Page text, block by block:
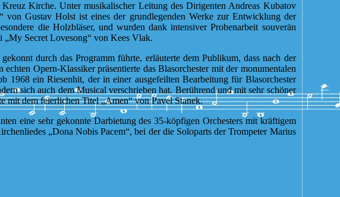
Kirche. Unter musikalischer Leitung des Dirigenten Andreas Kubatov
von Gustav Holst ist eines der grundlegenden Werke zur Entwicklung der
die Holzbläser, und wurden dank intensiver Probenarbeit souverän
„My Secret Lovesong“ von Kees Vlak.
durch das Programm führte, erläuterte dem Publikum, dass nach der
Opern-Klassiker präsentierte das Blasorchester mit der monumentalen
ein Riesenhit, der in einer ausgefeilten Bearbeitung für Blasorchester
sich auch dem Musical verschrieben hat. Berührend und mit sehr schöner
mit dem feierlichen Titel „Amen“ von Pavel Stanek.
eine sehr gekonnte Darbietung des 35-köpfigen Orchesters mit kräftigem
„Dona Nobis Pacem“, bei der die Soloparts der Trompeter Marius